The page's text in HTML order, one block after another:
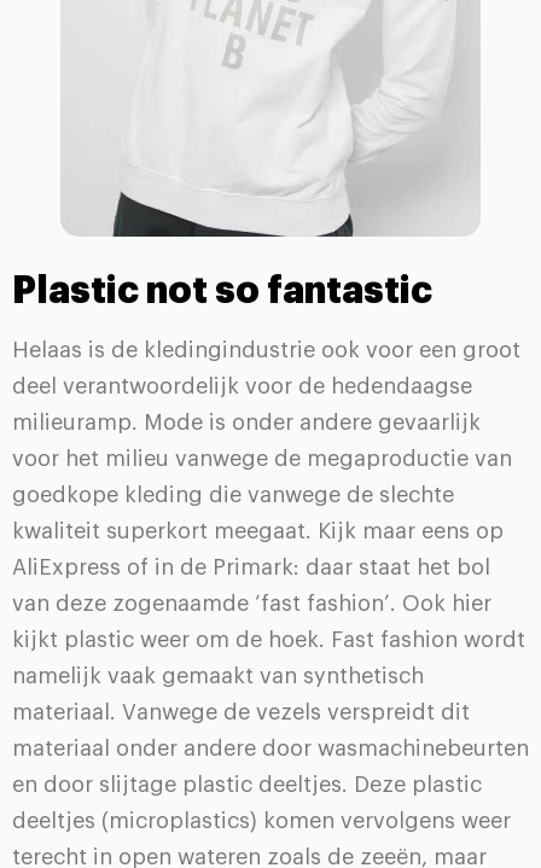
Plastic not so fantastic
Helaas is de kledingindustrie ook voor een groot
deel verantwoordelijk voor de hedendaagse
milieuramp. Mode is onder andere gevaarlijk
voor het milieu vanwege de megaproductie van
goedkope kleding die vanwege de slechte
kwaliteit superkort meegaat. Kijk maar eens op
AliExpress of in de Primark: daar staat het bol
van deze zogenaamde ‘fast fashion’. Ook hier
kijkt plastic weer om de hoek. Fast fashion wordt
namelijk vaak gemaakt van synthetisch
materiaal. Vanwege de vezels verspreidt dit
materiaal onder andere door wasmachinebeurten
en door slijtage plastic deeltjes. Deze plastic
deeltjes (microplastics) komen vervolgens weer
terecht in open wateren zoals de zeeën, maar